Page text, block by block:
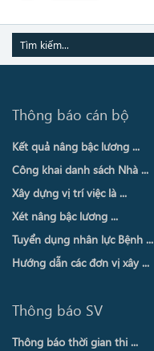
Thông báo cán bộ
Kết quả nâng bậc lương ...
Công khai danh sách Nhà ...
Xây dựng vị trí việc là ...
Xét nâng bậc lương ...
Tuyển dụng nhân lực Bệnh ...
Hướng dẫn các đơn vị xây ...
Thông báo SV
Thông báo thời gian thi ...